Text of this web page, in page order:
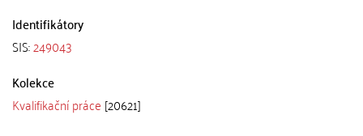
Identifikátory
SIS:249043
Kolekce
Kvalifikační práce [20621]